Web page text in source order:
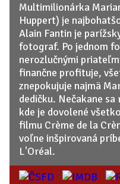
Multimilionárka
Huppert) je
Alain Fantin je
fotograf. Po jednom
nerozlučnými
finančne profituje,
znepokujuje najmä
dedičku. Nečakane
kde je dovolené
filmu Crème de la
voľne inšpirovaná
L'Oréal.